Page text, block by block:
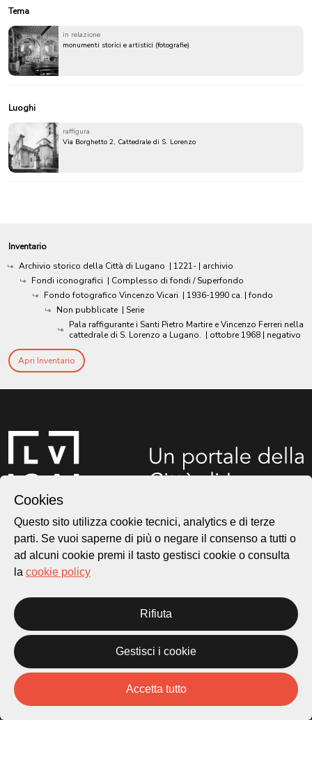
Tema
in relazione
monumenti storici e artistici (fotografie)
Luoghi
raffigura
Via Borghetto 2, Cattedrale di S. Lorenzo
Inventario
Archivio storico della Città di Lugano | 1221- | archivio
Fondi iconografici | Complesso di fondi / Superfondo
Fondo fotografico Vincenzo Vicari | 1936-1990 ca. | fondo
Non pubblicate | Serie
Pala raffigurante i Santi Pietro Martire e Vincenzo Ferreri nella
cattedrale di S. Lorenzo a Lugano. | ottobre 1968 | negativo
Apri Inventario
Città di Lugano
Cultura
6976 Castagnola
Archivio Lugano © 2026
Per informazioni:
t. +41 58 866 68 50
Cookies
Questo sito utilizza cookie tecnici, analytics e di terze
parti. Se vuoi saperne di più o negare il consenso a tutti o
ad alcuni cookie premi il tasto gestisci cookie o consulta
la cookie policy
Rifiuta
Gestisci i cookie
Accetta tutto